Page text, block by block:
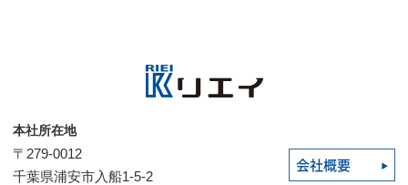
本社所在地
〒279-0012
千葉県浦安市入船1-5-2
会社概要